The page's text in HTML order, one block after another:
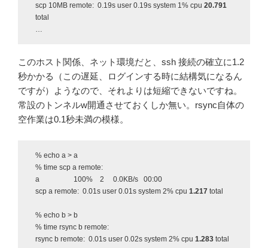
scp 10MB remote: 0.19s user 0.19s system 1% cpu 20.791
total
このホスト関係、ネット環境だと、ssh 接続の確立に1.2
秒かかる（この遅延、ログインする時に結構気になるん
ですが）ようなので、それよりは短縮できないですね。
常設のトンネルw開通させておくしか無い。rsync自体の
空作業は0.1秒未満の模様。
% echo a > a
% time scp a remote:
a 100% 2 0.0KB/s 00:00
scp a remote: 0.01s user 0.01s system 2% cpu 1.217total
% echo b > b
% time rsync b remote:
rsync b remote: 0.01s user 0.02s system 2% cpu 1.283total